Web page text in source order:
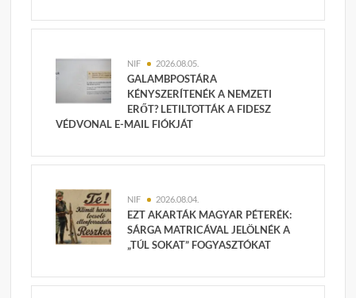
NIF 2026.08.05.
GALAMBPOSTÁRA
KÉNYSZERÍTENÉK A NEMZETI
ERŐT? LETILTOTTÁK A FIDESZ
VÉDVONAL E-MAIL FIÓKJÁT
NIF 2026.08.04.
EZT AKARTÁK MAGYAR PÉTERÉK:
SÁRGA MATRICÁVAL JELÖLNÉK A
„TÚL SOKAT” FOGYASZTÓKAT